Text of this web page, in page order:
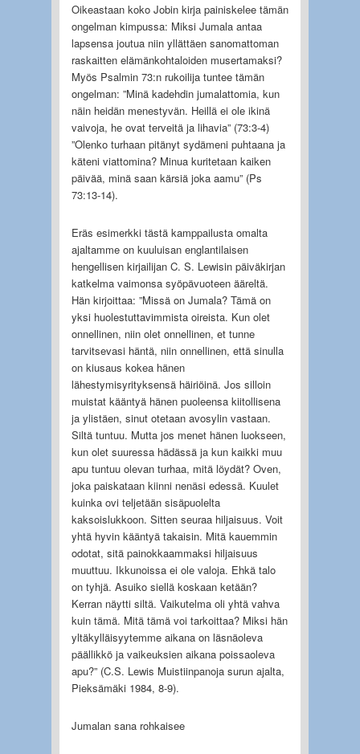
Oikeastaan koko Jobin kirja painiskelee tämän
ongelman kimpussa: Miksi Jumala antaa
lapsensa joutua niin yllättäen sanomattoman
raskaitten elämänkohtaloiden musertamaksi?
Myös Psalmin 73:n rukoilija tuntee tämän
ongelman: ”Minä kadehdin jumalattomia, kun
näin heidän menestyvän. Heillä ei ole ikinä
vaivoja, he ovat terveitä ja lihavia” (73:3-4)
”Olenko turhaan pitänyt sydämeni puhtaana ja
käteni viattomina? Minua kuritetaan kaiken
päivää, minä saan kärsiä joka aamu” (Ps
73:13-14).
Eräs esimerkki tästä kamppailusta omalta
ajaltamme on kuuluisan englantilaisen
hengellisen kirjailijan C. S. Lewisin päiväkirjan
katkelma vaimonsa syöpävuoteen ääreltä.
Hän kirjoittaa: ”Missä on Jumala? Tämä on
yksi huolestuttavimmista oireista. Kun olet
onnellinen, niin olet onnellinen, et tunne
tarvitsevasi häntä, niin onnellinen, että sinulla
on kiusaus kokea hänen
lähestymisyrityksensä häiriöinä. Jos silloin
muistat kääntyä hänen puoleensa kiitollisena
ja ylistäen, sinut otetaan avosylin vastaan.
Siltä tuntuu. Mutta jos menet hänen luokseen,
kun olet suuressa hädässä ja kun kaikki muu
apu tuntuu olevan turhaa, mitä löydät? Oven,
joka paiskataan kiinni nenäsi edessä. Kuulet
kuinka ovi teljetään sisäpuolelta
kaksoislukkoon. Sitten seuraa hiljaisuus. Voit
yhtä hyvin kääntyä takaisin. Mitä kauemmin
odotat, sitä painokkaammaksi hiljaisuus
muuttuu. Ikkunoissa ei ole valoja. Ehkä talo
on tyhjä. Asuiko siellä koskaan ketään?
Kerran näytti siltä. Vaikutelma oli yhtä vahva
kuin tämä. Mitä tämä voi tarkoittaa? Miksi hän
yltäkylläisyytemme aikana on läsnäoleva
päällikkö ja vaikeuksien aikana poissaoleva
apu?” (C.S. Lewis Muistiinpanoja surun ajalta,
Pieksämäki 1984, 8-9).
Jumalan sana rohkaisee